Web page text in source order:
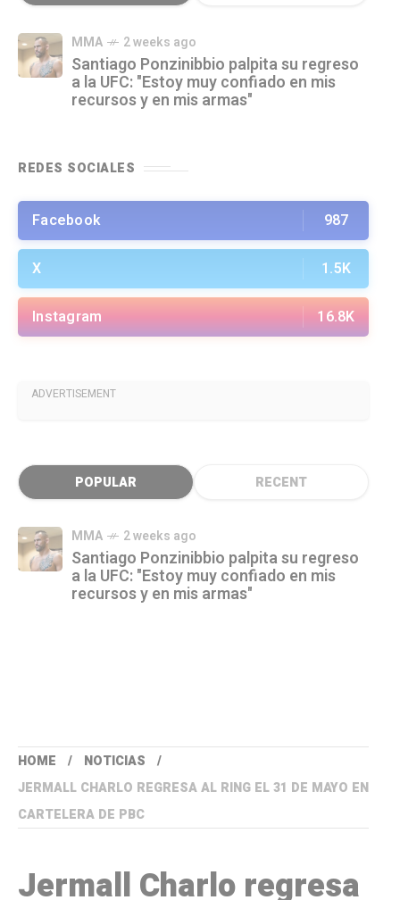
MMA 2 weeks ago
Santiago Ponzinibbio palpita su regreso
a la UFC: "Estoy muy confiado en mis
recursos y en mis armas"
REDES SOCIALES
Facebook 987
X 1.5K
Instagram 16.8K
ADVERTISEMENT
POPULAR RECENT
MMA 2 weeks ago
Santiago Ponzinibbio palpita su regreso
a la UFC: "Estoy muy confiado en mis
recursos y en mis armas"
HOME
NOTICIAS
JERMALL CHARLO REGRESA AL RING EL 31 DE MAYO EN
CARTELERA DE PBC
Jermall Charlo regresa